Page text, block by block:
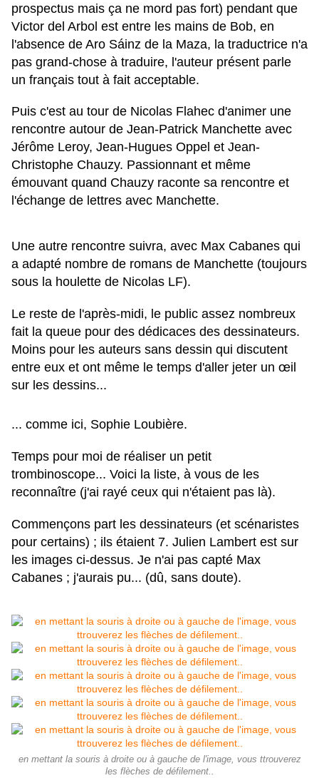
prospectus mais ça ne mord pas fort) pendant que
Victor del Arbol est entre les mains de Bob, en
l'absence de Aro Sáinz de la Maza, la traductrice n'a
pas grand-chose à traduire, l'auteur présent parle
un français tout à fait acceptable.
Puis c'est au tour de Nicolas Flahec d'animer une
rencontre autour de Jean-Patrick Manchette avec
Jérôme Leroy, Jean-Hugues Oppel et Jean-
Christophe Chauzy. Passionnant et même
émouvant quand Chauzy raconte sa rencontre et
l'échange de lettres avec Manchette.
Une autre rencontre suivra, avec Max Cabanes qui
a adapté nombre de romans de Manchette (toujours
sous la houlette de Nicolas LF).
Le reste de l'après-midi, le public assez nombreux
fait la queue pour des dédicaces des dessinateurs.
Moins pour les auteurs sans dessin qui discutent
entre eux et ont même le temps d'aller jeter un œil
sur les dessins...
... comme ici, Sophie Loubière.
Temps pour moi de réaliser un petit
trombinoscope... Voici la liste, à vous de les
reconnaître (j'ai rayé ceux qui n'étaient pas là).
Commençons part les dessinateurs (et scénaristes
pour certains) ; ils étaient 7. Julien Lambert est sur
les images ci-dessus. Je n'ai pas capté Max
Cabanes ; j'aurais pu... (dû, sans doute).
en mettant la souris à droite ou à gauche de l'image, vous ttrouverez
les flèches de défilement..